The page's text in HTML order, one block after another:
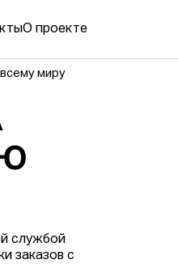
О проекте
миру
службой
заказов с